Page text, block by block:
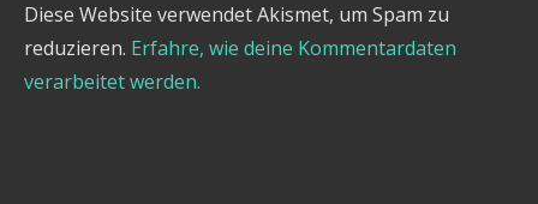
Diese Website verwendet Akismet, um Spam zu
reduzieren. Erfahre, wie deine Kommentardaten
verarbeitet werden.